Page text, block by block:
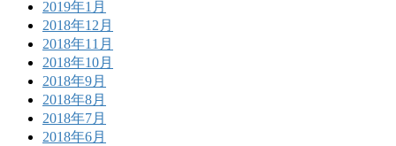
2019年1月
2018年12月
2018年11月
2018年10月
2018年9月
2018年8月
2018年7月
2018年6月